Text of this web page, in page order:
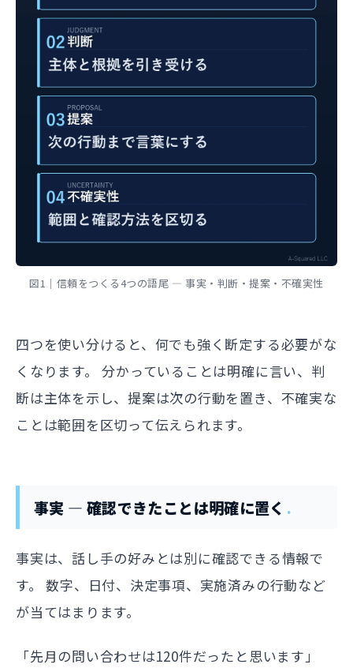
図1｜信頼をつくる4つの語尾 — 事実・判断・提案・不確実性
四つを使い分けると、何でも強く断定する必要がな
くなります。 分かっていることは明確に言い、判
断は主体を示し、提案は次の行動を置き、不確実な
ことは範囲を区切って伝えられます。
事実 — 確認できたことは明確に置く
事実は、話し手の好みとは別に確認できる情報で
す。 数字、日付、決定事項、実施済みの行動など
が当てはまります。
「先月の問い合わせは120件だったと思います」